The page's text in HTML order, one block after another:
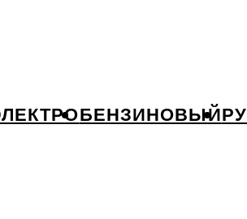
БЕНЗИНОВЫЙ